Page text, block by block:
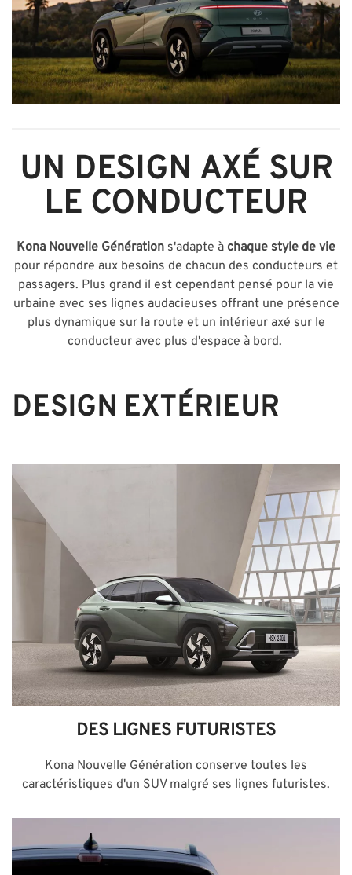
UN DESIGN AXÉ SUR
LE CONDUCTEUR
Kona Nouvelle Génération s'adapte à chaque style de vie
pour répondre aux besoins de chacun des conducteurs et
passagers. Plus grand il est cependant pensé pour la vie
urbaine avec ses lignes audacieuses offrant une présence
plus dynamique sur la route et un intérieur axé sur le
conducteur avec plus d'espace à bord.
DESIGN EXTÉRIEUR
DES LIGNES FUTURISTES
Kona Nouvelle Génération conserve toutes les
caractéristiques d'un SUV malgré ses lignes futuristes.